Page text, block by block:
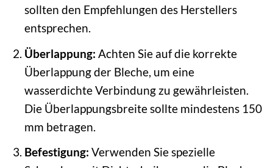
sollten den Empfehlungen des Herstellers
entsprechen.
Überlappung: Achten Sie auf die korrekte
Überlappung der Bleche, um eine
wasserdichte Verbindung zu gewährleisten.
Die Überlappungsbreite sollte mindestens 150
mm betragen.
Befestigung: Verwenden Sie spezielle